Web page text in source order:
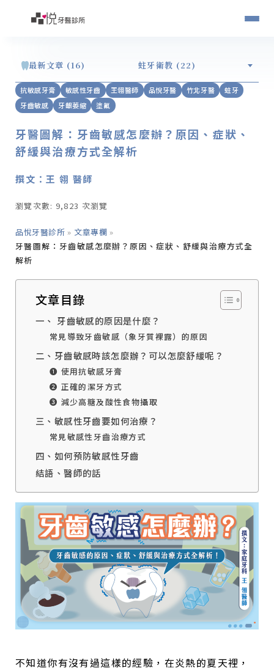
最新文章 (16) 蛀牙衛教 (22)
抗敏感牙膏 敏感性牙齒 王翎醫師 品悅牙醫 竹北牙醫
蛀牙
牙齒敏感
牙齦萎縮 塗氟
牙醫圖解：牙齒敏感怎麼辦？原因、症狀、
舒緩與治療方式全解析
撰文：王 翎 醫師
瀏覽次數: 9,823 次瀏覽
品悅牙醫診所 » 文章專欄 »
牙醫圖解：牙齒敏感怎麼辦？原因、症狀、舒緩與治療方式全
解析
文章目錄
一、 牙齒敏感的原因是什麼？
常見導致牙齒敏感（象牙質裸露）的原因
二、牙齒敏感時該怎麼辦？可以怎麼舒緩呢？
➊ 使用抗敏感牙膏
➋ 正確的潔牙方式
➌ 減少高糖及酸性食物攝取
三、敏感性牙齒要如何治療？
常見敏感性牙齒治療方式
四、如何預防敏感性牙齒
結語、醫師的話
不知道你有沒有過這樣的經驗，在炎熱的夏天裡，